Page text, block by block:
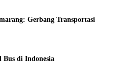
Gerbang Transportasi
Bus di Indonesia